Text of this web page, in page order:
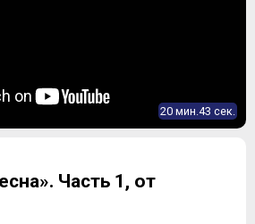
20 мин.43 сек.
Часть 1, от